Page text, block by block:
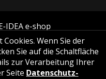
IDEA e-shop
Wenn Sie der
Sie auf die Schaltfläche
zur Verarbeitung Ihrer
Seite Datenschutz-